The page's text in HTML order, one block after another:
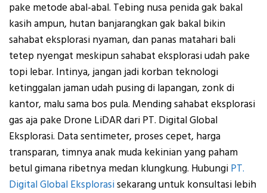
pake metode abal-abal. Tebing nusa penida gak bakal
kasih ampun, hutan banjarangkan gak bakal bikin
sahabat eksplorasi nyaman, dan panas matahari bali
tetep nyengat meskipun sahabat eksplorasi udah pake
topi lebar. Intinya,jangan jadi korban teknologi
ketinggalan jamanudah pusing di lapangan, zonk di
kantor, malu sama bos pula. Mending sahabat eksplorasi
gas aja pake Drone LiDAR dari PT. Digital Global
Eksplorasi. Data sentimeter, proses cepet, harga
transparan, timnya anak muda kekinian yang paham
betul gimana ribetnya medan klungkung. Hubungi PT.
Digital Global Eksplorasisekarang untuk konsultasi lebih